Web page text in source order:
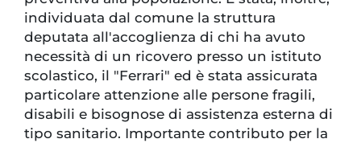
individuata dal comune la struttura
deputata all'accoglienza di chi ha avuto
necessità di un ricovero presso un istituto
scolastico, il "Ferrari" ed è stata assicurata
particolare attenzione alle persone fragili,
disabili e bisognose di assistenza esterna di
tipo sanitario. Importante contributo per la